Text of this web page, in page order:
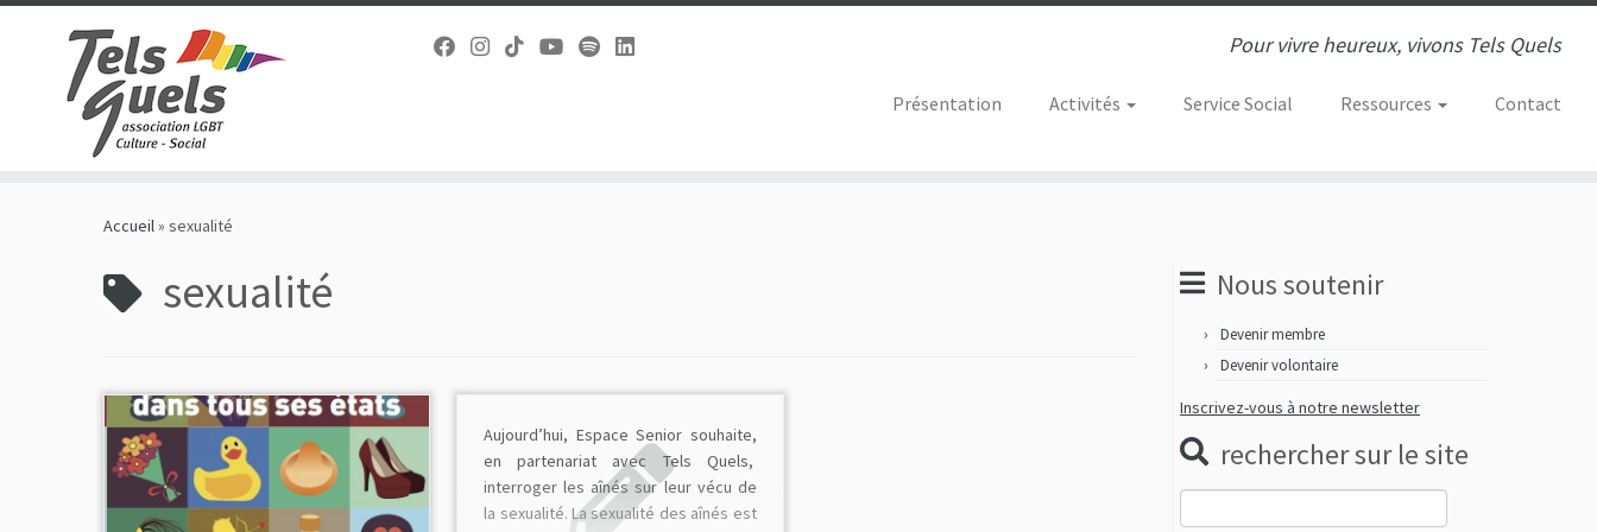
Pour vivre heureux, vivons Tels Quels
Présentation Activités Service Social Ressources Contact
Accueil» sexualité
sexualité
Aujourd’hui, Espace Senior souhaite,
en partenariat avec Tels Quels,
interroger les aînés sur leur vécu de
la sexualité. La sexualité des aînés est
Nous soutenir
Devenir membre
Devenir volontaire
Inscrivez-vous à notre newsletter
rechercher sur le site